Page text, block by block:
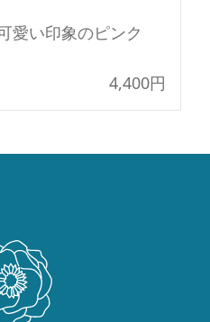
愛い印象のピンク
4,400円